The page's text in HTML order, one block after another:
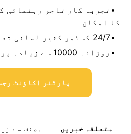
تجربہ کار تاجر رہنمائی
کا امکان
24/7 کسٹمر کثیر لسانی تعاون
روزانہ 10000 سے زیادہ پروسیس شدہ لین دین
پارٹنر اکاؤنٹ
مصنف سے متعلقہ خبریں